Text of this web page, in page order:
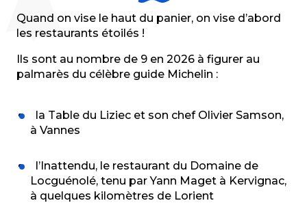
Quand on vise le haut du panier, on vise d’abord
les restaurants étoilés !
Ils sont au nombre de 9 en 2026 à figurer au
palmarès du célèbre guide Michelin :
la Table du Liziec et son chef Olivier Samson,
à Vannes
l’Inattendu, le restaurant du Domaine de
Locguénolé, tenu par Yann Maget à Kervignac,
à quelques kilomètres de Lorient